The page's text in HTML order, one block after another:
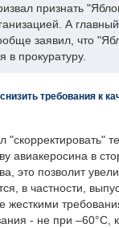
признать
А главный
заявил, что
в прокуратуру.
требования к
авиакеросина в
это позволит
в частности,
жесткими
- не при –60°C,